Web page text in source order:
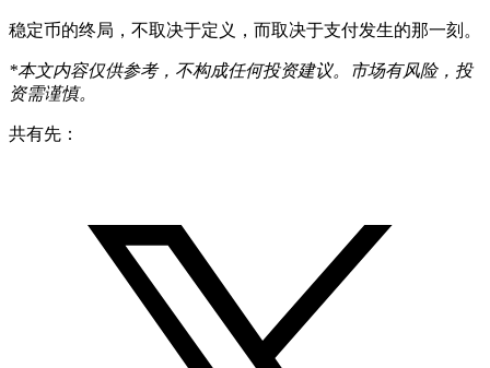
稳定币的终局，不取决于定义，而取决于支付发生的那一刻。
*本文内容仅供参考，不构成任何投资建议。市场有风险，投
资需谨慎。
共有先：